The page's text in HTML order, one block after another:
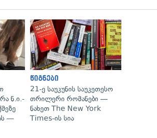
ნ.ი.-
—
წიგნები
21-ე საუკუნის საუკეთესო
თრილერი რომანები —
ნახეთ The New York
Times-ის სია